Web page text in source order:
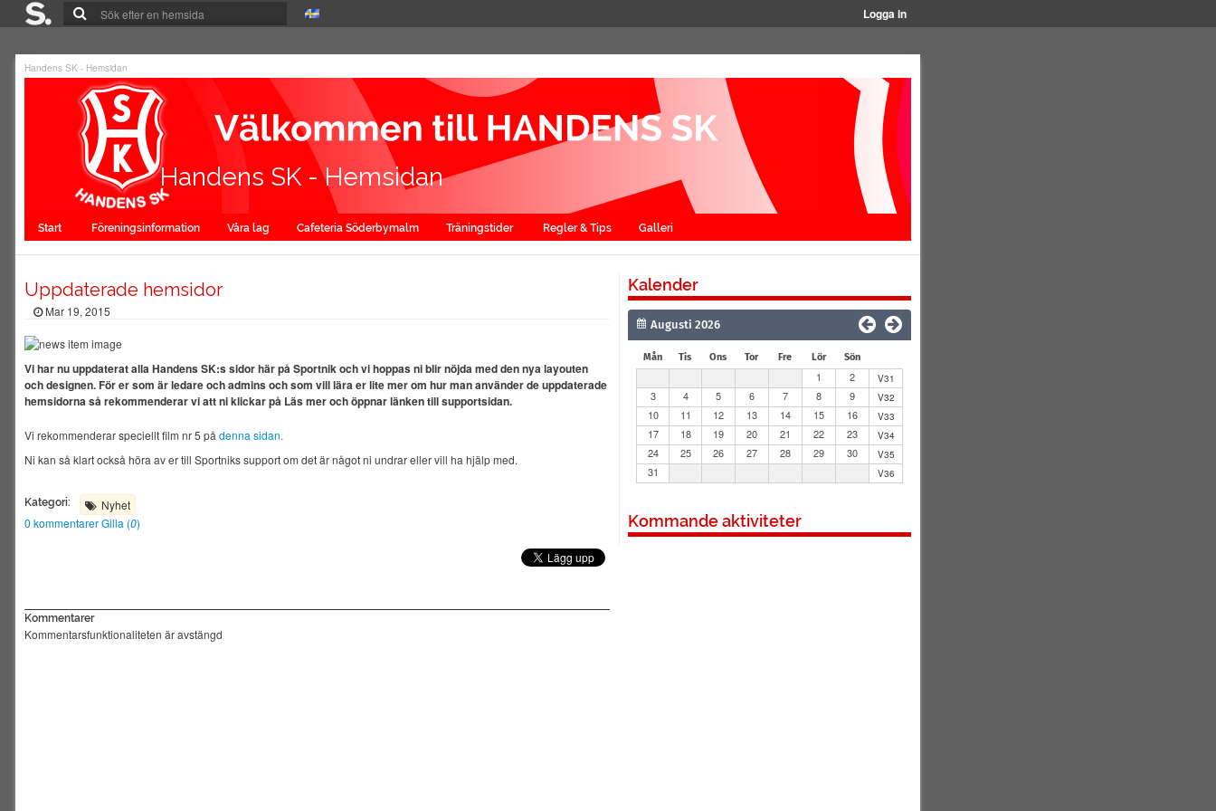
Logga in
Handens SK - Hemsidan
Handens SK - Hemsidan
Start Föreningsinformation Våra lag Cafeteria Söderbymalm Träningstider Regler & Tips Galleri
Uppdaterade hemsidor
Mar 19, 2015
Vi har nu uppdaterat alla Handens SK:s sidor här på Sportnik och vi hoppas ni blir nöjda med den nya layouten
och designen. För er som är ledare och admins och som vill lära er lite mer om hur man använder de uppdaterade
hemsidorna så rekommenderar vi att ni klickar på Läs mer och öppnar länken till supportsidan.
Vi rekommenderar speciellt film nr 5 på denna sidan.
Ni kan så klart också höra av er till Sportniks support om det är något ni undrar eller vill ha hjälp med.
Kategori:
Nyhet
0 kommentarerGilla (0)
Kommentarer
Kommentarsfunktionaliteten är avstängd
Kalender
Mån Tis Ons Tor Fre Lör Sön
1 2 V31
3 4 5 6 7 8 9 V32
10 11 12 13 14 15 16 V33
17 18 19 20 21 22 23 V34
24 25 26 27 28 29 30 V35
31 V36
Kommande aktiviteter